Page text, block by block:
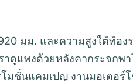
มม. และความสูงใต้ท้อ
าดูแพงด้วยหลังคากระจกพ
โมชั่นแคมเปญ งานมอเตอร์